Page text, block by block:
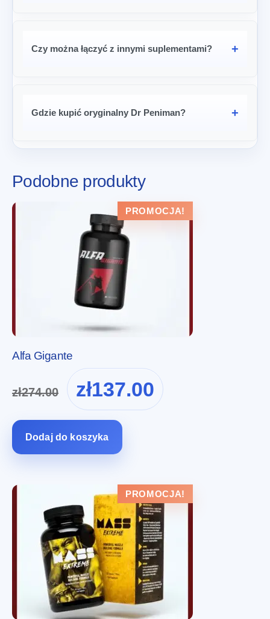
Czy można łączyć z innymi suplementami?
Gdzie kupić oryginalny Dr Peniman?
Podobne produkty
PROMOCJA!
Alfa Gigante
zł274.00
Pierwotna
cena
wynosiła:
zł137.00
cena
Dodaj do koszyka
PROMOCJA!